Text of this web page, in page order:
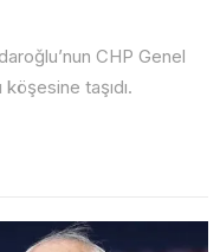
CHP Genel
taşıdı.